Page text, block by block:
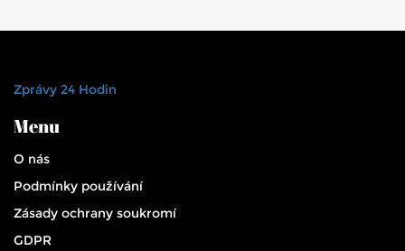
Zprávy 24 Hodin
Menu
O nás
Podmínky používání
Zásady ochrany soukromí
GDPR